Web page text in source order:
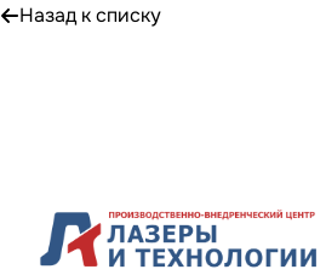
Назад к списку